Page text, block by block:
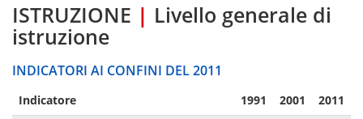
ISTRUZIONE | Livello generale di
istruzione
INDICATORI AI CONFINI DEL 2011
Indicatore 1991 2001 2011